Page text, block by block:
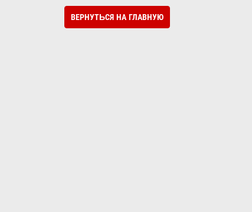
ВЕРНУТЬСЯ НА ГЛАВНУЮ